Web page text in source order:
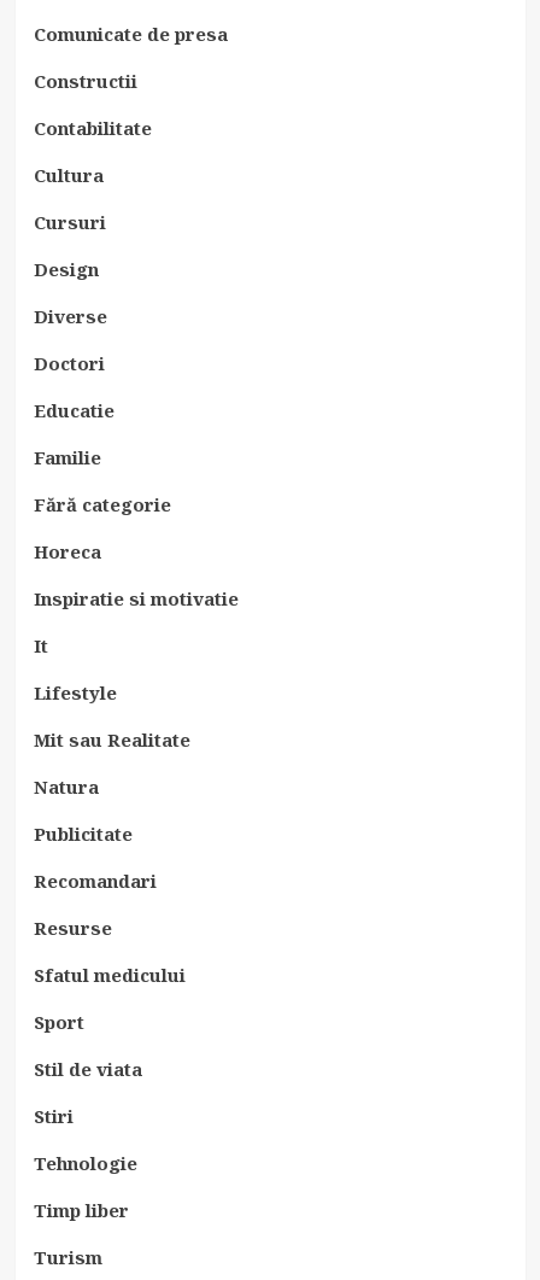
Comunicate de presa
Constructii
Contabilitate
Cultura
Cursuri
Design
Diverse
Doctori
Educatie
Familie
Fără categorie
Horeca
Inspiratie si motivatie
It
Lifestyle
Mit sau Realitate
Natura
Publicitate
Recomandari
Resurse
Sfatul medicului
Sport
Stil de viata
Stiri
Tehnologie
Timp liber
Turism